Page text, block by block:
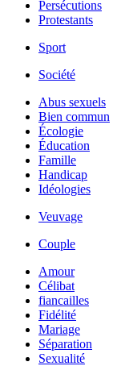
Persécutions
Protestants
Sport
Société
Abus sexuels
Bien commun
Écologie
Éducation
Famille
Handicap
Idéologies
Veuvage
Couple
Amour
Célibat
fiancailles
Fidélité
Mariage
Séparation
Sexualité